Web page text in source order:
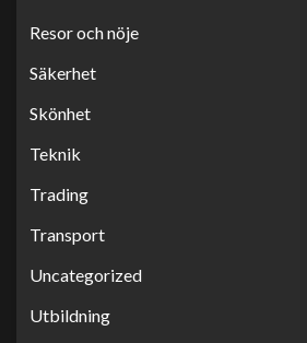
Resor och nöje
Säkerhet
Skönhet
Teknik
Trading
Transport
Uncategorized
Utbildning